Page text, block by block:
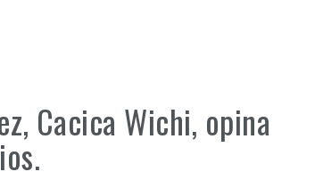
Cacica Wichi, opina